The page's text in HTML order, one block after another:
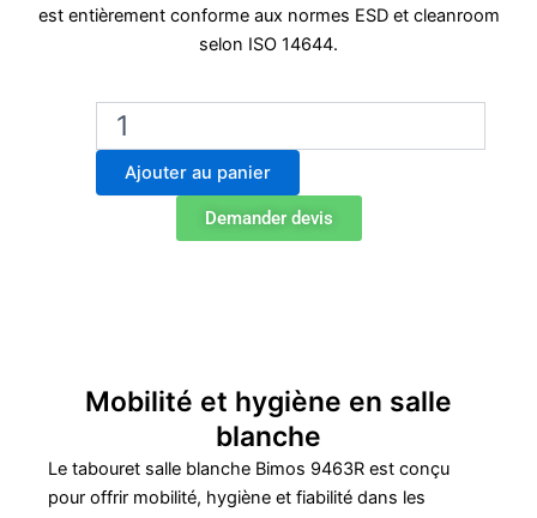
est entièrement conforme aux normes ESD et cleanroom
selon ISO 14644.
quantité
Tabouret
Salle
Ajouter au panier
Demander devis
Mobilité et hygiène en salle
blanche
Le tabouret salle blanche Bimos 9463R est conçu
pour offrir mobilité, hygiène et fiabilité dans les